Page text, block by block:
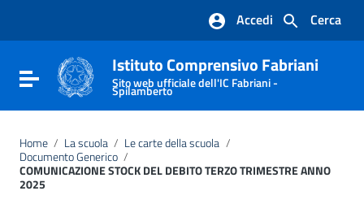
Vai al footer
Cerca
Accedi
Attiva / disattiva la navigazione
Istituto Comprensivo Fabriani
Sito web ufficiale dell'IC Fabriani -
Spilamberto
Home / La scuola / Le carte della scuola /
Documento Generico /
COMUNICAZIONE STOCK DEL DEBITO TERZO TRIMESTRE ANNO
2025